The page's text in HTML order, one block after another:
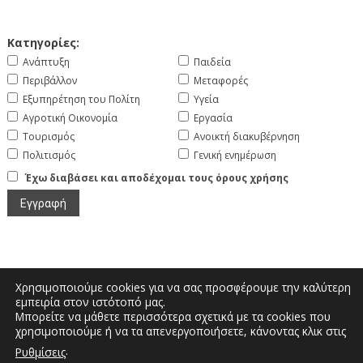
Κατηγορίες:
Ανάπτυξη
Περιβάλλον
Εξυπηρέτηση του Πολίτη
Αγροτική Οικονομία
Τουρισμός
Πολιτισμός
Παιδεία
Μεταφορές
Υγεία
Εργασία
Ανοικτή διακυβέρνηση
Γενική ενημέρωση
Έχω διαβάσει και αποδέχομαι τους όρους χρήσης
Μεγάλου Αλεξάνδρου και Διοικητηρίου |
Τηλέφωνο: 2467350200 | Email:
Χρησιμοποιούμε cookies για να σας προσφέρουμε την καλύτερη
εμπειρία στον ιστότοπό μας.
Μπορείτε να μάθετε περισσότερα σχετικά με τα cookies που
χρησιμοποιούμε ή να τα απενεργοποιήσετε, κάνοντας κλικ στις
Ρυθμίσεις.